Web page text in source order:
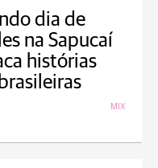
dia de
na Sapucaí
histórias
MIX